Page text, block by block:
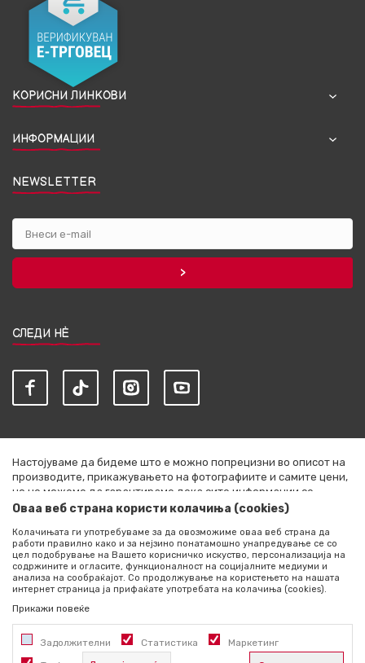
КОРИСНИ ЛИНКОВИ
ИНФОРМАЦИИ
NEWSLETTER
СЛЕДИ НЀ
Настојуваме да бидеме што е можно попрецизни во описот на
производите, прикажувањето на фотографиите и самите цени,
но не можеме да гарантираме дека сите информации се
комплетни и без грешки. Сите артикли прикажани на сајтот се
секој момент. Расположливоста на производите можете да ја
проверите со повик на +389 76 444 490
©2026 literatura.mk, Изработено одNB SOFT. Сите права
задржани.
Оваа веб страна користи колачиња (cookies)
Колачињата ги употребуваме за да овозможиме оваа веб страна да
работи правилно како и за нејзино понатамошно унапредување се со
цел подобрување на Вашето корисничко искуство, персонализација на
содржините и огласите, функционалност на социјалните медиуми и
анализа на сообраќајот. Со продолжување на користењето на нашата
интернет страница ја прифаќате употребата на колачиња (cookies).
Прикажи повеќе
Задолжителни Статистика Маркетинг